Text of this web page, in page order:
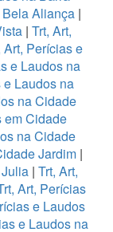
Aliança |
| Trt, Art,
Art, Perícias e
e Laudos na
e Laudos na
na Cidade
em Cidade
na Cidade
Jardim|
| Trt, Art,
Art, Perícias
e Laudos
e Laudos na